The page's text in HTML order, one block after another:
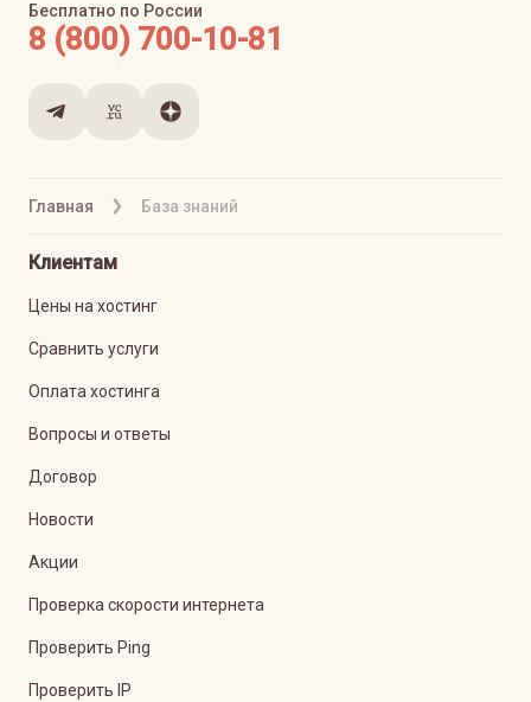
Главная База знаний
Бесплатно по России
8 (800) 700-10-81
Клиентам
Цены на хостинг
Сравнить услуги
Оплата хостинга
Вопросы и ответы
Договор
Новости
Акции
Проверка скорости интернета
Проверить Ping
Проверить IP